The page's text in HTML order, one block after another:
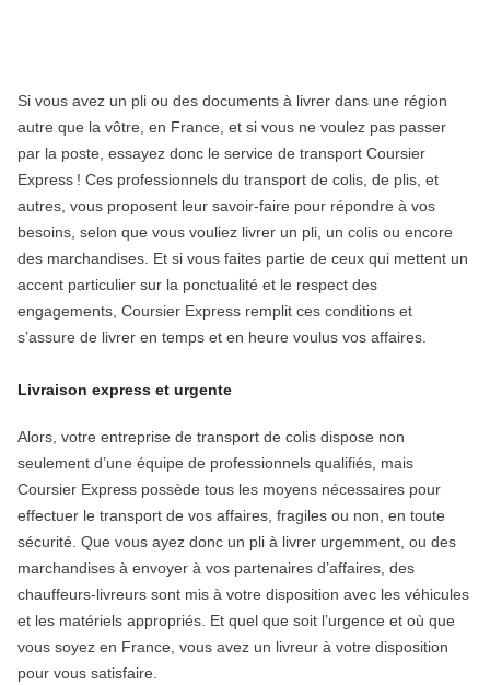
Si vous avez un pli ou des documents à livrer dans une région
autre que la vôtre, en France, et si vous ne voulez pas passer
par la poste, essayez donc le service de transport Coursier
Express ! Ces professionnels du transport de colis, de plis, et
autres, vous proposent leur savoir-faire pour répondre à vos
besoins, selon que vous vouliez livrer un pli, un colis ou encore
des marchandises. Et si vous faites partie de ceux qui mettent un
accent particulier sur la ponctualité et le respect des
engagements, Coursier Express remplit ces conditions et
s’assure de livrer en temps et en heure voulus vos affaires.
Livraison express et urgente
Alors, votre entreprise de transport de colis dispose non
seulement d’une équipe de professionnels qualifiés, mais
Coursier Express possède tous les moyens nécessaires pour
effectuer le transport de vos affaires, fragiles ou non, en toute
sécurité. Que vous ayez donc un pli à livrer urgemment, ou des
marchandises à envoyer à vos partenaires d’affaires, des
chauffeurs-livreurs sont mis à votre disposition avec les véhicules
et les matériels appropriés. Et quel que soit l’urgence et où que
vous soyez en France, vous avez un livreur à votre disposition
pour vous satisfaire.